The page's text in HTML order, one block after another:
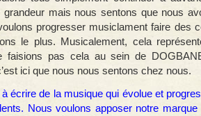
grandeur mais nous sentons que nous
progresser musiclament faire des
le plus. Musicalement, cela
faisions pas cela au sein de
ici que nous nous sentons chez nous.
écrire de la musique qui évolue et
Nous voulons apposer notre